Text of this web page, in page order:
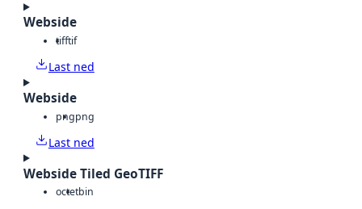
Webside
tifftif
Last ned
Webside
pngpng
Last ned
Webside Tiled GeoTIFF
octetbin